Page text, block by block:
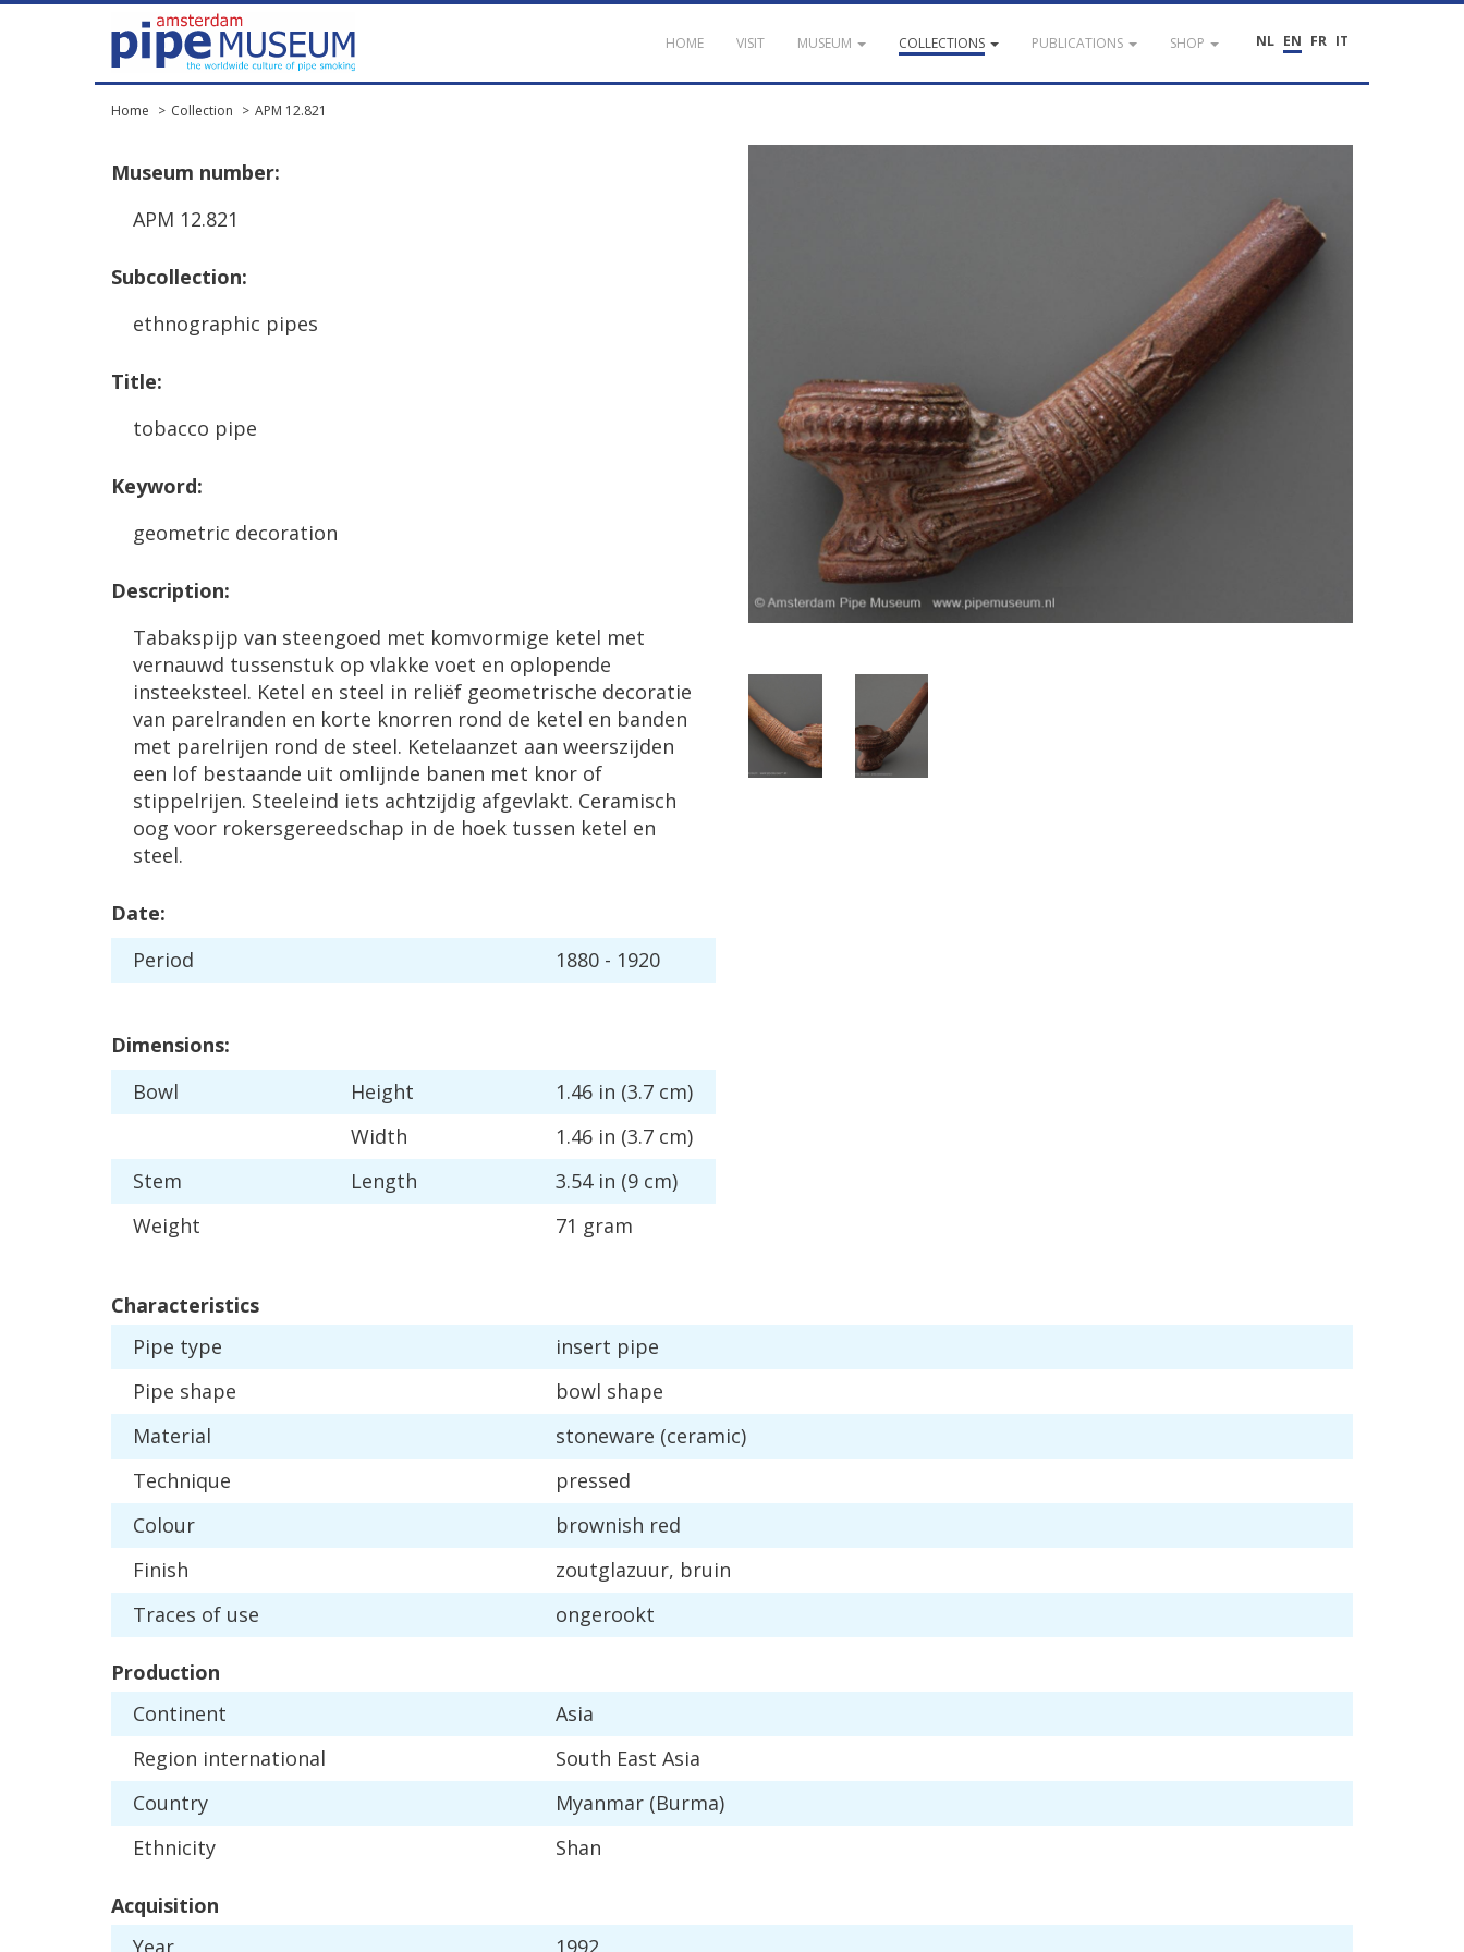
NL EN FR IT
HOME VISIT MUSEUM COLLECTIONS PUBLICATIONS SHOP
Home Collection APM 12.821
Museum number:
APM 12.821
Subcollection:
ethnographic pipes
Title:
tobacco pipe
Keyword:
geometric decoration
Description:
Tabakspijp van steengoed met komvormige ketel met
vernauwd tussenstuk op vlakke voet en oplopende
insteeksteel. Ketel en steel in reliëf geometrische decoratie
van parelranden en korte knorren rond de ketel en banden
met parelrijen rond de steel. Ketelaanzet aan weerszijden
een lof bestaande uit omlijnde banen met knor of
stippelrijen. Steeleind iets achtzijdig afgevlakt. Ceramisch
oog voor rokersgereedschap in de hoek tussen ketel en
steel.
Date:
Period
1880 - 1920
Dimensions:
Bowl
Height 1.46 in (3.7 cm)
Width
1.46 in (3.7 cm)
Stem
Length 3.54 in (9 cm)
Weight
71 gram
Characteristics
Pipe type insert pipe
Pipe shape bowl shape
Material
stoneware (ceramic)
Technique
pressed
Colour
brownish red
Finish
zoutglazuur, bruin
Traces of use ongerookt
Production
Continent
Asia
Region international South East Asia
Country
Myanmar (Burma)
Ethnicity
Shan
Acquisition
Year
1992